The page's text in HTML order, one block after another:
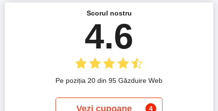
Scorul nostru
4.6
Pe poziția 20 din 95 Găzduire Web
Vezi cupoane 4